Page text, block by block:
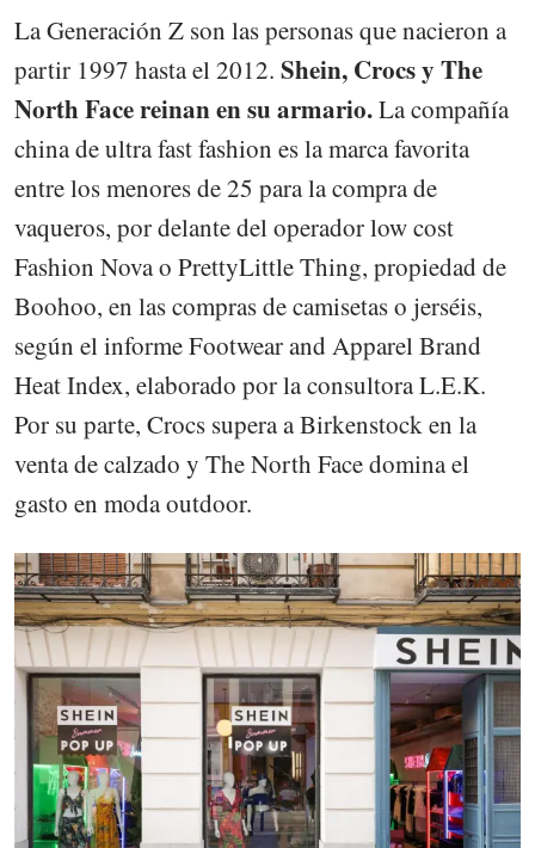
La Generación Z son las personas que nacieron a
partir 1997 hasta el 2012. Shein, Crocs y The
North Face reinan en su armario.La compañía
china de ultra fast fashion es la marca favorita
entre los menores de 25 para la compra de
vaqueros, por delante del operador low cost
Fashion Nova o PrettyLittle Thing, propiedad de
Boohoo, en las compras de camisetas o jerséis,
según el informe Footwear and Apparel Brand
Heat Index, elaborado por la consultora L.E.K.
Por su parte, Crocs supera a Birkenstock en la
venta de calzado y The North Face domina el
gasto en moda outdoor.